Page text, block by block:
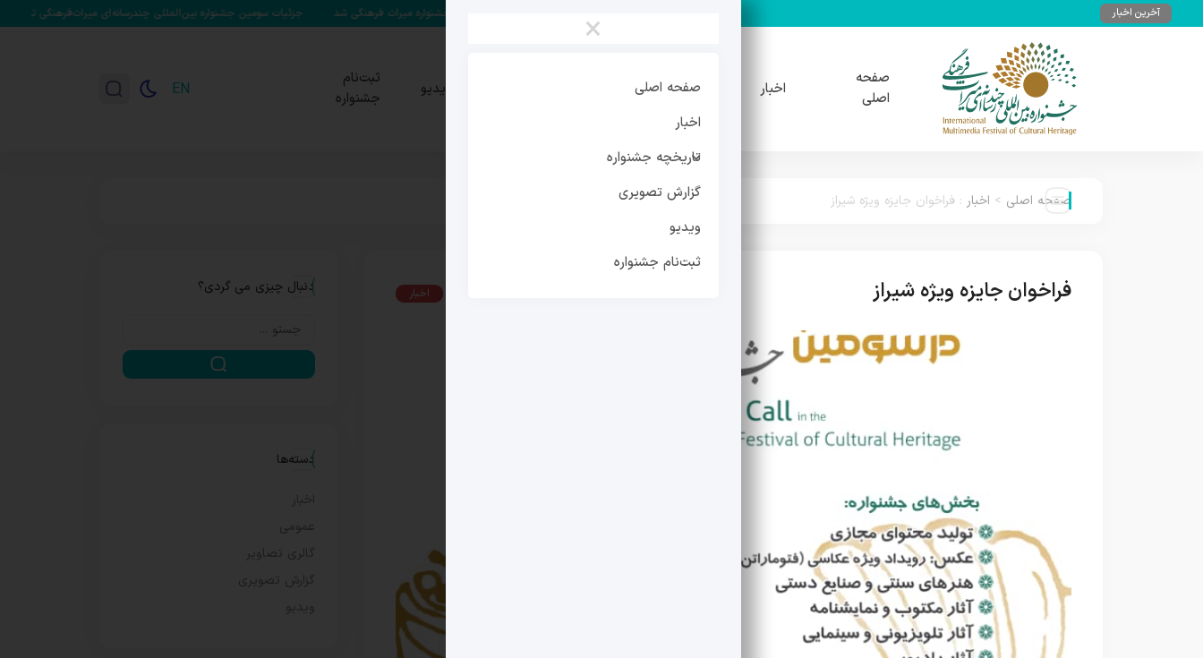
آخرین اخبار مهدی فرجی دبیر چهارمین جشنواره میراث فرهنگی شد جزئیات سومین جشنواره بین‌المللی چندرسانه‌ای میراث‌فرهنگی تشریح شد/ تابش: هر
صفحه
اصلی
اخبار
تاریخچه
ویدیو
ثبت‌نام
جشنواره
×
صفحه اصلی
اخبار
تاریخچه جشنواره
گزارش تصویری
ویدیو
ثبت‌نام جشنواره
EN
صفحه اصلی > اخبار : فراخوان جایزه ویژه شیراز
فراخوان جایزه ویژه شیراز اخبار دنبال چیزی می گردی؟
دسته‌ها
اخبار
عمومی
گالری تصاویر
گزارش تصویری
ویدیو